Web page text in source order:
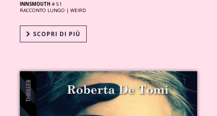
INNSMOUTH # 51
RACCONTO LUNGO |WEIRD
SCOPRI DI PIÙ